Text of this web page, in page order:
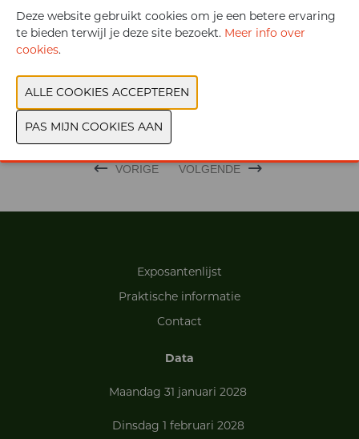
WEBSITE CATALOGUS
PRODUCTGROEP
PRODUCTEN EXPOSANTEN
MERK
VORIGE VOLGENDE
Exposantenlijst
Praktische informatie
Contact
Data
Maandag 31 januari 2028
Dinsdag 1 februari 2028
Deze website gebruikt cookies om je een betere ervaring
te bieden terwijl je deze site bezoekt. Meer info over
cookies.